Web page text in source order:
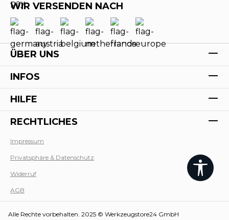
WIR VERSENDEN NACH
ÜBER UNS
INFOS
HILFE
RECHTLICHES
Impressum
Privatsphäre & Datenschutz
Widerruf
AGB
Alle Rechte vorbehalten. 2025 © Werkzeugstore24 GmbH